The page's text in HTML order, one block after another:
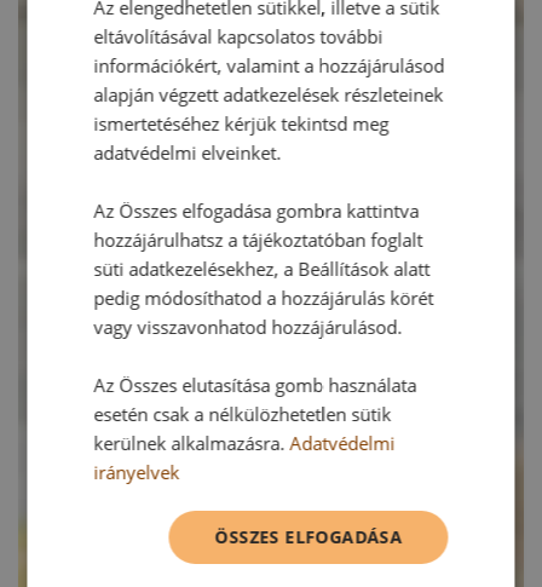
Az elengedhetetlen sütikkel, illetve a sütik
eltávolításával kapcsolatos további
információkért, valamint a hozzájárulásod
alapján végzett adatkezelések részleteinek
ismertetéséhez kérjük tekintsd meg
adatvédelmi elveinket.
Az Összes elfogadása gombra kattintva
hozzájárulhatsz a tájékoztatóban foglalt
süti adatkezelésekhez, a Beállítások alatt
pedig módosíthatod a hozzájárulás körét
vagy visszavonhatod hozzájárulásod.
Az Összes elutasítása gomb használata
esetén csak a nélkülözhetetlen sütik
kerülnek alkalmazásra.Adatvédelmi
irányelvek
ÖSSZES ELFOGADÁSA